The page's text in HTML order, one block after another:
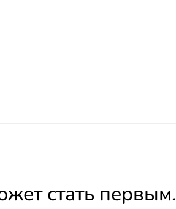
стать первым.